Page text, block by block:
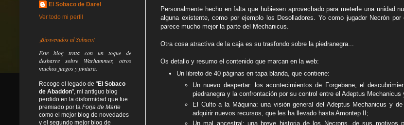
Personalmente hecho en falta que hubiesen aprovechado para meterle una unidad
alguna existente, como por ejemplo los Desolladores. Yo como jugador Necrón
parece mucho mejor la parte del Mechanicus.
Otra cosa atractiva de la caja es su trasfondo sobre la piedranegra...
Os detallo y resumo el contenido que marcan en la web:
Un libreto de 40 páginas en tapa blanda, que contiene:
Un nuevo despertar: los acontecimientos de Forgebane, el
piedranegra y la confrontación por su control entre el Adeptus Mechanicus
El Culto a la Máquina: una visión general del Adeptus Mechanicus y
adquirir nuevos recursos, que les ha llevado hasta Amontep II;
Un mal ancestral: una breve historia de los Necrons, de sus motivos
El Sobaco de Darel
Ver todo mi perfil
¡Bienvenidos al Sobaco!
Este blog trata con un toque de
desbarre sobre Warhammer, otros
muchos juegos y pintura.
Recoge el legado de "El Sobaco
de Abaddon", mi antiguo blog
perdido en la disformidad que fue
premiado por la Forja de Marte
como el mejor blog de novedades
y el segundo mejor blog de